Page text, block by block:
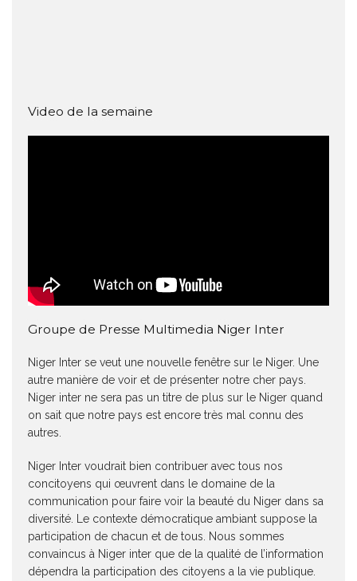
Video de la semaine
Groupe de Presse Multimedia Niger Inter
Niger Inter se veut une nouvelle fenêtre sur le Niger. Une
autre manière de voir et de présenter notre cher pays.
Niger inter ne sera pas un titre de plus sur le Niger quand
on sait que notre pays est encore très mal connu des
autres.
Niger Inter voudrait bien contribuer avec tous nos
concitoyens qui œuvrent dans le domaine de la
communication pour faire voir la beauté du Niger dans sa
diversité. Le contexte démocratique ambiant suppose la
participation de chacun et de tous. Nous sommes
convaincus à Niger inter que de la qualité de l’information
dépendra la participation des citoyens a la vie publique.